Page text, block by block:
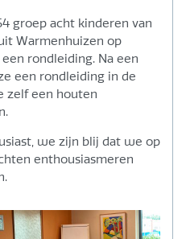
groep acht kinderen van
Warmenhuizen op
rondleiding. Na een
een rondleiding in de
zelf een houten
we zijn blij dat we op
enthousiasmeren